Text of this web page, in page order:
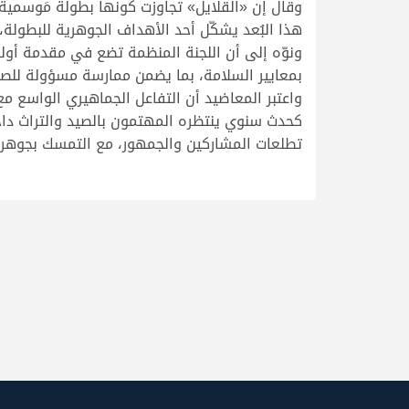
وقال إن «القلايل» تجاوزت كونها بطولة
هذا البُعد يشكّل أحد الأهداف الجوهرية
ونوّه إلى أن اللجنة المنظمة تضع في مقدمة
بمعايير السلامة، بما يضمن ممارسة مسؤولة
واعتبر المعاضيد أن التفاعل الجماهيري
كحدث سنوي ينتظره المهتمون بالصيد والتراث
تطلعات المشاركين والجمهور، مع التمسك